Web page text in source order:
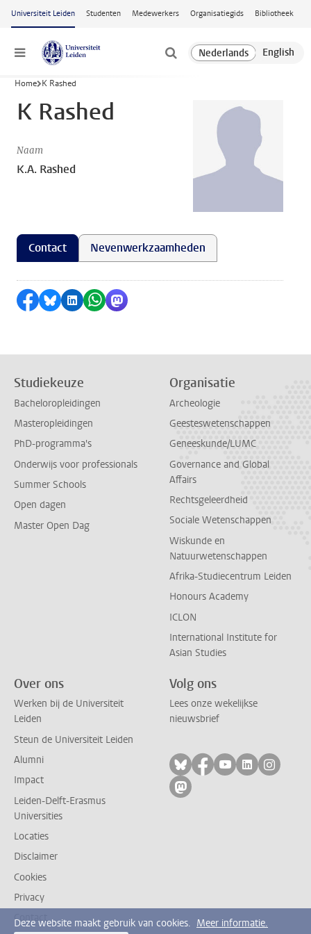
Ga naar hoofdinhoud
Universiteit Leiden Studenten Medewerkers Organisatiegids Bibliotheek
Menu
Home K Rashed
K Rashed
Naam
K.A. Rashed
Contact Nevenwerkzaamheden
Delen op Facebook
Delen via Bluesky
Delen op LinkedIn
Delen via WhatsApp
Delen via Mastodon
Studiekeuze
Bacheloropleidingen
Masteropleidingen
PhD-programma's
Onderwijs voor professionals
Summer Schools
Open dagen
Master Open Dag
Organisatie
Archeologie
Geesteswetenschappen
Geneeskunde/LUMC
Governance and Global
Affairs
Rechtsgeleerdheid
Sociale Wetenschappen
Wiskunde en
Natuurwetenschappen
Afrika-Studiecentrum Leiden
Honours Academy
ICLON
International Institute for
Asian Studies
Over ons
Werken bij de Universiteit
Leiden
Steun de Universiteit Leiden
Alumni
Impact
Leiden-Delft-Erasmus
Universities
Locaties
Disclaimer
Cookies
Privacy
Contact
Volg ons
Lees onze wekelijkse
nieuwsbrief
Volg ons op bluesky
Volg ons op
Volg ons op
Volg ons
Volg
Volg ons op mastodon
Deze website maakt gebruik van cookies. Meer informatie.